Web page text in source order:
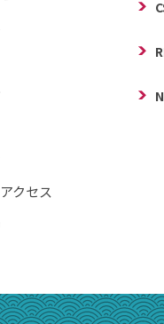
クセス